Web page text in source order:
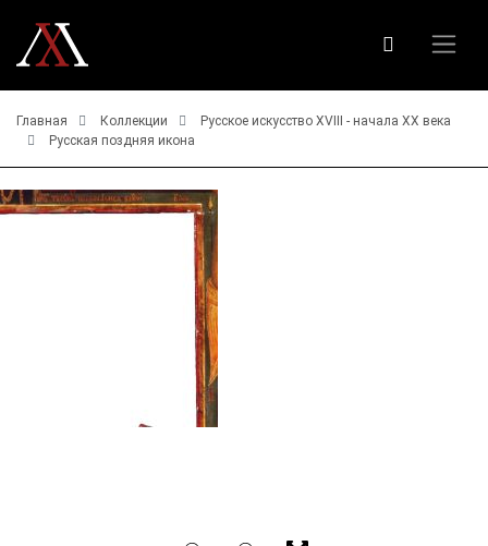
Главная Коллекции
Русское искусство ХVIII - начала ХХ века
Русская поздняя икона